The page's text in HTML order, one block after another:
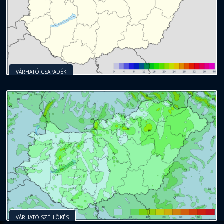
VÁRHATÓ CSAPADÉK
VÁRHATÓ SZÉLLÖKÉS